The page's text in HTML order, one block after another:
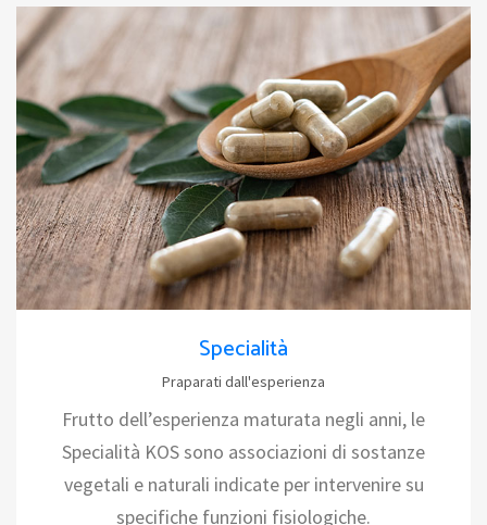
Specialità
Praparati dall'esperienza
Frutto dell’esperienza maturata negli anni, le
Specialità KOS sono associazioni di sostanze
vegetali e naturali indicate per intervenire su
specifiche funzioni fisiologiche.